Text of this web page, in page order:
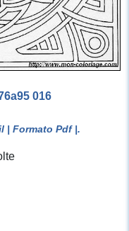
016
| Formato Pdf |.